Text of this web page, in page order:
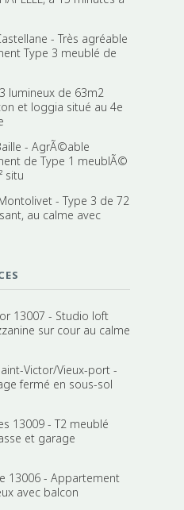
- Très agréable
Type 3 meublé de
lumineux de 63m2
et loggia situé au 4e
- AgrÃ©able
de Type 1 meublÃ©
situ
- Type 3 de 72
au calme avec
13007 - Studio loft
sur cour au calme
Victor/Vieux-port -
fermé en sous-sol
13009 - T2 meublé
et garage
13006 - Appartement
avec balcon